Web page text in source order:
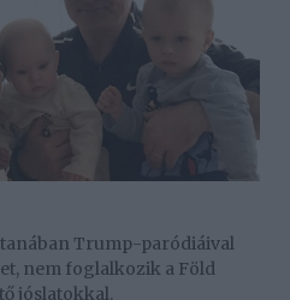
Trump-paródiáival
nem foglalkozik a Föld
jóslatokkal.